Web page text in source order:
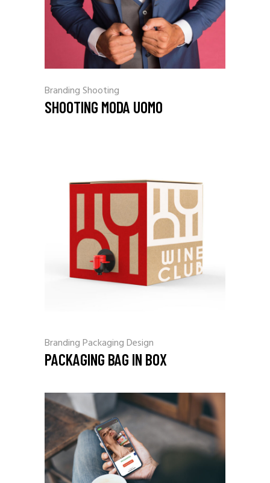
BrandingShooting
SHOOTING MODA UOMO
BrandingPackaging Design
PACKAGING BAG IN BOX